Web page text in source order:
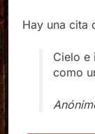
Hay una cita
Cielo e
como